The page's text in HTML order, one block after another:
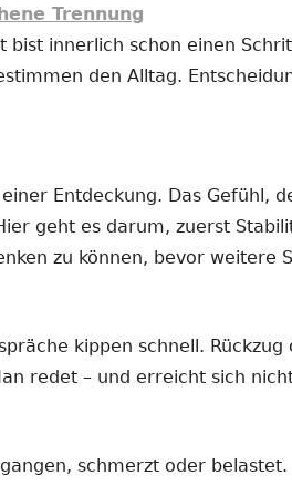
Trennung
bist innerlich schon einen
den Alltag.
Entdeckung. Das Gefühl,
geht es darum, zuerst
zu können, bevor weitere
kippen schnell. Rückzug
redet – und erreicht sich
schmerzt oder belastet.